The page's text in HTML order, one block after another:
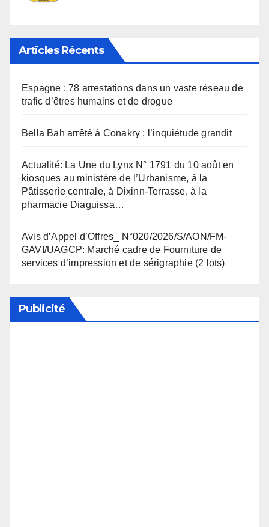
Articles Récents
Espagne : 78 arrestations dans un vaste réseau de
trafic d’êtres humains et de drogue
Bella Bah arrêté à Conakry : l’inquiétude grandit
Actualité: La Une du Lynx N° 1791 du 10 août en
kiosques au ministère de l’Urbanisme, à la
Pâtisserie centrale, à Dixinn-Terrasse, à la
pharmacie Diaguissa…
Avis d’Appel d’Offres_ N°020/2026/S/AON/FM-
GAVI/UAGCP: Marché cadre de Fourniture de
services d’impression et de sérigraphie (2 lots)
Publicité